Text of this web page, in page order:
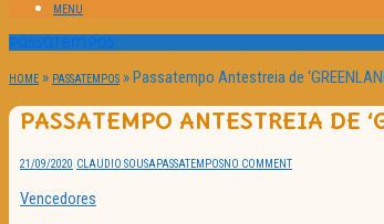
MENU
Passatempos
HOME » PASSATEMPOS »Passatempo Antestreia de
PASSATEMPO ANTESTREIA DE
21/09/2020 CLAUDIO SOUSAPASSATEMPOSNO COMMENT
Vencedores